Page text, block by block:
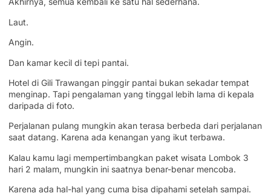
Laut.
Angin.
Dan kamar kecil di tepi pantai.
Hotel di Gili Trawangan pinggir pantai bukan sekadar tempat
menginap. Tapi pengalaman yang tinggal lebih lama di kepala
daripada di foto.
Perjalanan pulang mungkin akan terasa berbeda dari perjalanan
saat datang. Karena ada kenangan yang ikut terbawa.
Kalau kamu lagi mempertimbangkan paket wisata Lombok 3
hari 2 malam, mungkin ini saatnya benar-benar mencoba.
Karena ada hal-hal yang cuma bisa dipahami setelah sampai.